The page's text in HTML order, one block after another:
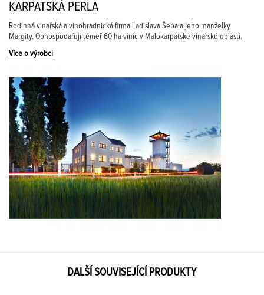
KARPATSKÁ PERLA
Rodinná vinařská a vinohradnická firma Ladislava Šeba a jeho manželky
Margity. Obhospodařují téměř 60 ha vinic v Malokarpatské vinařské oblasti.
Více o výrobci
DALŠÍ SOUVISEJÍCÍ PRODUKTY